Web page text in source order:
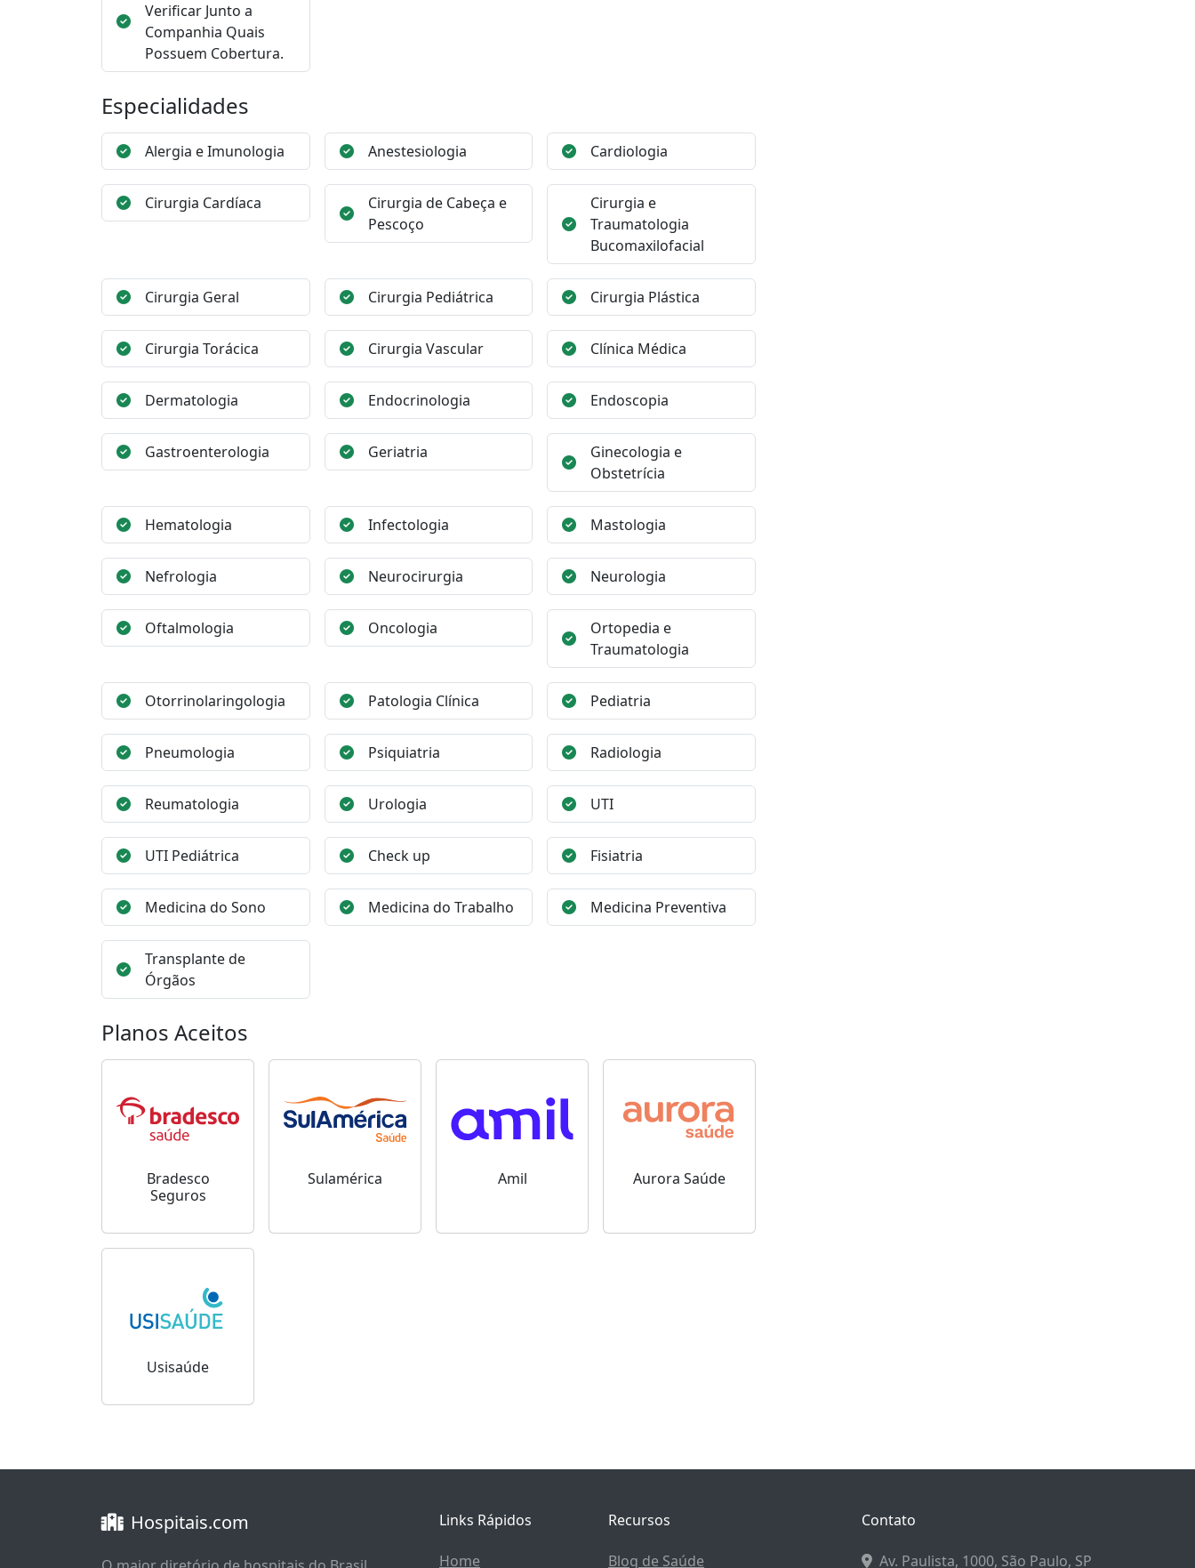
Verificar Junto a
Companhia Quais
Possuem Cobertura.
Especialidades
Alergia e Imunologia Anestesiologia Cardiologia
Cirurgia Cardíaca
Cirurgia de Cabeça e
Pescoço
Cirurgia e
Traumatologia
Bucomaxilofacial
Cirurgia Geral Cirurgia Pediátrica Cirurgia Plástica
Cirurgia Torácica Cirurgia Vascular Clínica Médica
Dermatologia Endocrinologia Endoscopia
Gastroenterologia Geriatria
Ginecologia e
Obstetrícia
Hematologia Infectologia Mastologia
Nefrologia Neurocirurgia Neurologia
Oftalmologia Oncologia
Ortopedia e
Traumatologia
Otorrinolaringologia Patologia Clínica Pediatria
Pneumologia Psiquiatria Radiologia
Reumatologia Urologia UTI
UTI Pediátrica Check up Fisiatria
Medicina do Sono Medicina do Trabalho Medicina Preventiva
Transplante de
Órgãos
Planos Aceitos
Bradesco
Seguros
Sulamérica Amil Aurora Saúde
Usisaúde
Hospitais.com Links Rápidos
Home
Recursos
Blog de Saúde
Contato
Av. Paulista, 1000, São Paulo, SP